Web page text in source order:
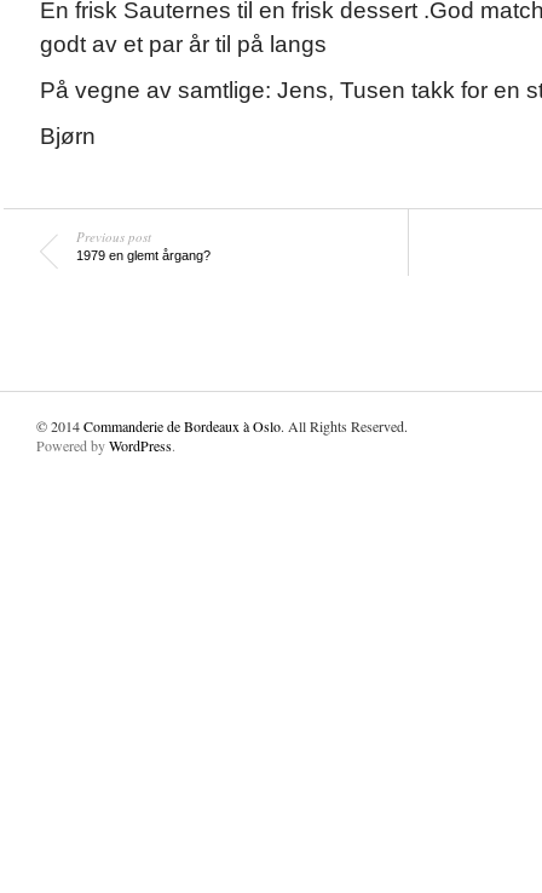
En frisk Sauternes til en frisk dessert .God
godt av et par år til på langs
På vegne av samtlige: Jens, Tusen takk for en
Bjørn
Previous post
1979 en glemt årgang?
© 2014Commanderie de Bordeaux à Oslo. All Rights Reserved.
Powered byWordPress.